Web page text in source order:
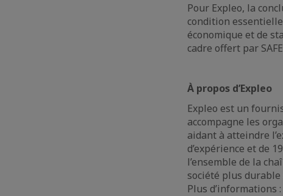
Pour Expleo, la
condition
économique et de
cadre offert par
À propos d’Expleo
Expleo est un
accompagne les
aidant à atteindre
d’expérience et de
l’ensemble de la
société plus
Plus d’informations :